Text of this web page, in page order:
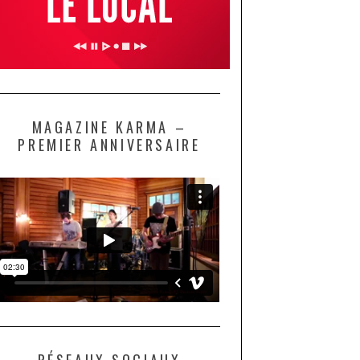
MAGAZINE KARMA –
PREMIER ANNIVERSAIRE